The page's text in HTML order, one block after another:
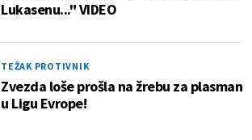
Lukasenu..." VIDEO
TEŽAK PROTIVNIK
Zvezda loše prošla na žrebu za plasman
u Ligu Evrope!